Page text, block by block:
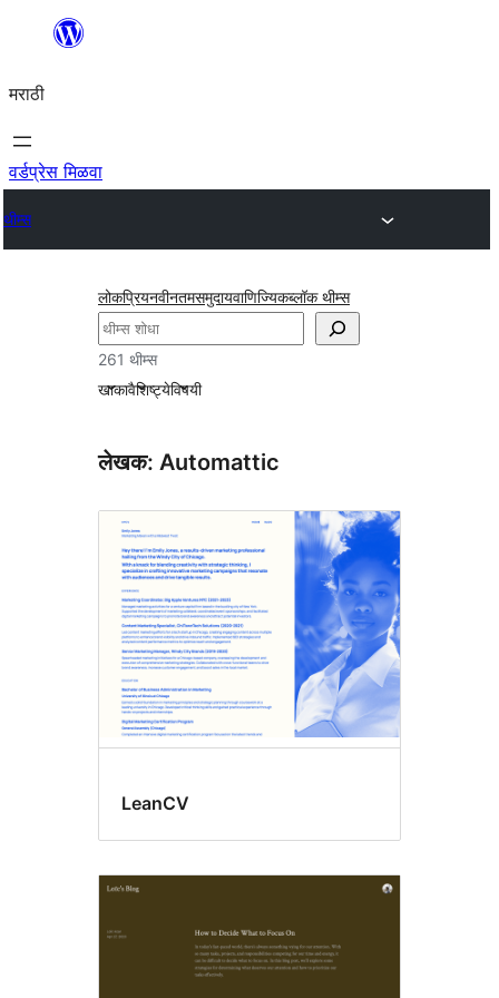
सामुग्रीवर
मराठी
वर्डप्रेस मिळवा
थीम्स
लोकप्रियनवीनतमसमुदायवाणिज्यिकब्लॉक थीम्स
शोधा
261 थीम्स
खाकावैशिष्ट्येविषयी
लेखक: Automattic
LeanCV